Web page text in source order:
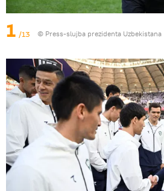
1 /13 © Press-slujba prezidenta Uzbekistana